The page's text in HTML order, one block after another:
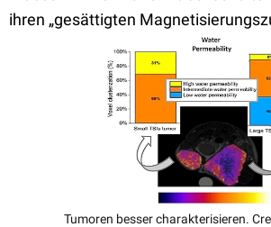
ihren „gesättigten
Tumoren besser charakterisieren.